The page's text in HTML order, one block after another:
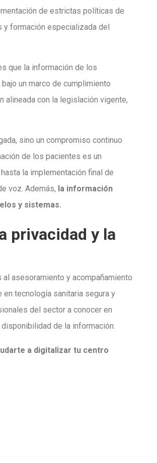
de estrictas políticas de
y formación especializada del
que la información de los
un marco de cumplimiento
alineada con la legislación vigente,
sino un compromiso continuo
de los pacientes es un
la implementación final de
voz. Además, la información
y sistemas.
privacidad y la
asesoramiento y acompañamiento
tecnología sanitaria segura y
del sector a conocer en
de la información.
a digitalizar tu centro